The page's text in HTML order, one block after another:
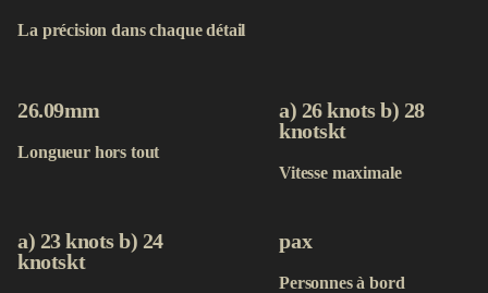
Contact
Acheter maintenant
La précision dans chaque détail
26.09mm
Longueur hors tout
a) 26 knots b) 28
knotskt
Vitesse maximale
a) 23 knots b) 24
knotskt
pax
Personnes à bord